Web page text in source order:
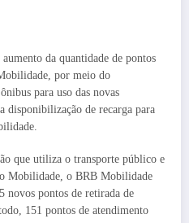
da quantidade de pontos
por meio do
para uso das novas
disponibilização de recarga para
que utiliza o transporte público e
Mobilidade, o BRB Mobilidade
novos pontos de retirada de
151 pontos de atendimento